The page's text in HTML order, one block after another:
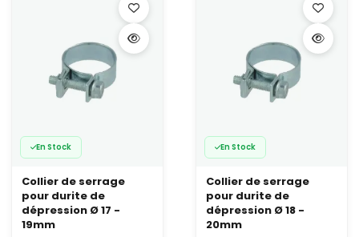
En Stock
Collier de serrage
pour durite de
dépression Ø 17 -
19mm
En Stock
Collier de serrage
pour durite de
dépression Ø 18 -
20mm